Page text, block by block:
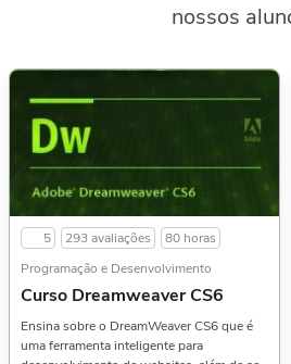
nossos
5 293 avaliações
80 horas
Programação e Desenvolvimento
Curso Dreamweaver CS6
Ensina sobre o DreamWeaver CS6 que é
uma ferramenta inteligente para